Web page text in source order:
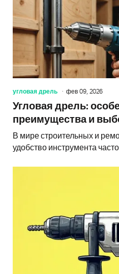
угловая дрель фев 09, 2026
Угловая дрель:
преимущества и
В мире строительных и
удобство инструмента